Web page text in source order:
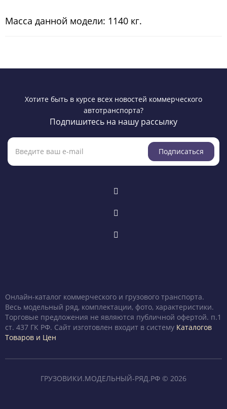
Масса данной модели: 1140 кг.
Хотите быть в курсе всех новостей коммерческого
автотранспорта?
Подпишитесь на нашу рассылку
Подписаться
Онлайн-каталог коммерческого и грузового транспорта.
Весь модельный ряд, комплектации, фото, характеристики.
Торговые предложения не являются публичной офертой. п.1
ст. 437 ГК РФ. Сайт изготовлен входит в систему Каталогов
Товаров и Цен
ГРУЗОВИКИ.МОДЕЛЬНЫЙ-РЯД.РФ © 2026